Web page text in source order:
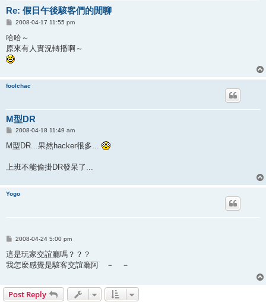
Re: 假日午後駭客們的閒聊
P
s
2008-04-17 11:55 pm
哈哈～
原來有人實況轉播啊～
foolchac
M型DR
P
s
t
2008-04-18 11:49 am
M型DR...果然hacker很多...
上班不能偷掛DR發呆了...
Yogo
P
s
t
2008-04-24 5:00 pm
這是玩家交誼廳嗎？？？
我怎麼感覺是駭客交誼廳阿 － －
Post Reply